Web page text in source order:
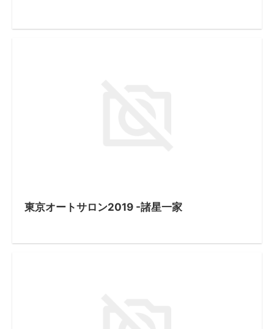
東京オートサロン2019 -諸星一家